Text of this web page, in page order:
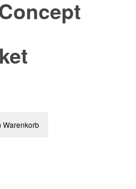
Warenkorb